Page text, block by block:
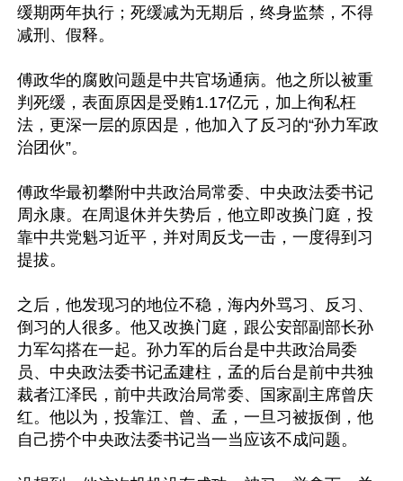
缓期两年执行；死缓减为无期后，终身监禁，不得
减刑、假释。
傅政华的腐败问题是中共官场通病。他之所以被重
判死缓，表面原因是受贿1.17亿元，加上徇私枉
法，更深一层的原因是，他加入了反习的“孙力军政
治团伙”。
傅政华最初攀附中共政治局常委、中央政法委书记
周永康。在周退休并失势后，他立即改换门庭，投
靠中共党魁习近平，并对周反戈一击，一度得到习
提拔。
之后，他发现习的地位不稳，海内外骂习、反习、
倒习的人很多。他又改换门庭，跟公安部副部长孙
力军勾搭在一起。孙力军的后台是中共政治局委
员、中央政法委书记孟建柱，孟的后台是前中共独
裁者江泽民，前中共政治局常委、国家副主席曾庆
红。他以为，投靠江、曾、孟，一旦习被扳倒，他
自己捞个中央政法委书记当一当应该不成问题。